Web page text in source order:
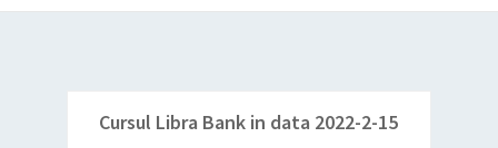
Cursul Libra Bank in data 2022-2-15